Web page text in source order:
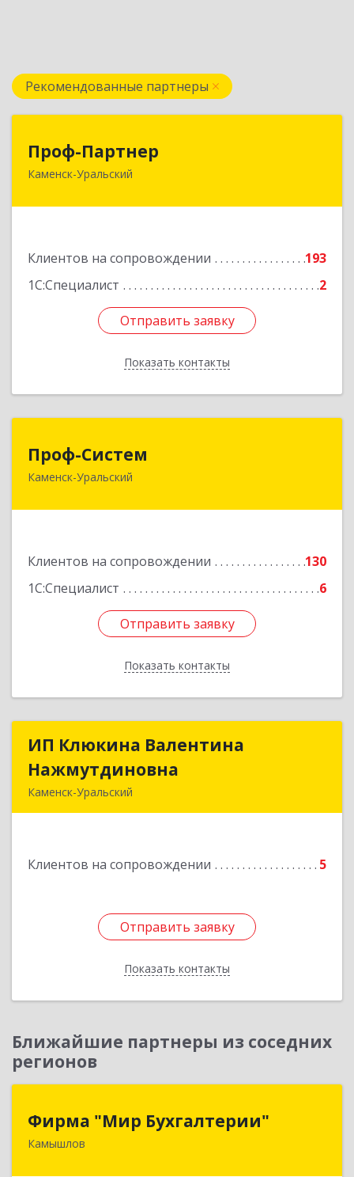
Рекомендованные партнеры
Проф-Партнер
Каменск-Уральский
Клиентов на сопровождении
193
1С:Специалист
2
Отправить заявку
Показать контакты
623406, Свердловская обл, Каменск-Уральский
Отправить заявку
Назад
Проф-Систем
Каменск-Уральский
Клиентов на сопровождении
130
1С:Специалист
6
Отправить заявку
Показать контакты
623406, Свердловская обл, Каменск-Уральский
Отправить заявку
Назад
ИП Клюкина Валентина
Нажмутдиновна
Каменск-Уральский
Клиентов на сопровождении 5
Отправить заявку
Показать контакты
ИП Клюкина Валентина
Нажмутдиновна
Подробнее
Отправить заявку
Назад
Ближайшие партнеры из соседних
регионов
Фирма "Мир Бухгалтерии"
Камышлов624860, Свердловская обл, Камышлов г,